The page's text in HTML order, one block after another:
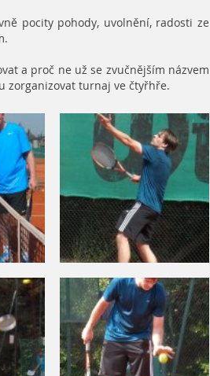
pocity pohody, uvolnění, radosti ze
a proč ne už se zvučnějším názvem
zorganizovat turnaj ve čtyřhře.